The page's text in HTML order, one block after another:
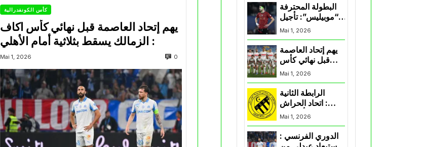
كأس الكونفدرالية
يهم إتحاد العاصمة قبل نهائي كأس اكاف
Mai 1, 2026 0
البطولة المحترفة
“موبيليس”: تأجيل
مباراة إتحاد
العاصمة وأتلتيك
بارادو
Mai 1, 2026
يهم إتحاد العاصمة
قبل نهائي كأس
اكاف : الزمالك
يسقط بثلاثية أمام
Mai 1, 2026
الرابطة الثانية
: اتحاد الحراش
يحسم التأهل إلى
“البلاي أوف”
Mai 1, 2026
الدوري الفرنسي :